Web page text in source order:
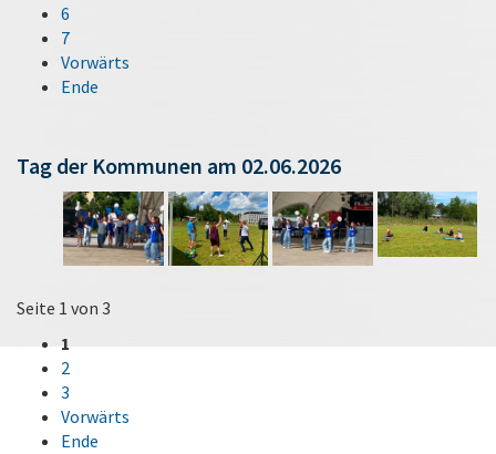
6
7
Vorwärts
Ende
Tag der Kommunen am 02.06.2026
Seite 1 von 3
1
2
3
Vorwärts
Ende